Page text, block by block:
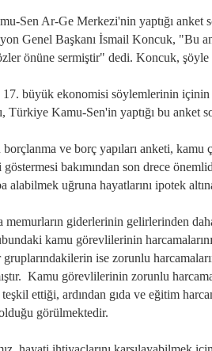
Sen Ar-Ge Merkezi'nin yaptığı anket
Genel Başkanı İsmail Koncuk, "Bu
önüne sermiştir" dedi. Koncuk, şöyle
17. büyük ekonomisi söylemlerinin
Türkiye Kamu-Sen'in yaptığı bu anket
ve borç yapıları anketi, kamu
bakımından son drece
alabilmek uğruna hayatlarını ipotek
memurların giderlerinin gelirlerinden
kamu görevlilerinin
ise zorunlu
Kamu görevlilerinin zorunlu
ettiği, ardından gıda ve eğitim
görülmektedir.